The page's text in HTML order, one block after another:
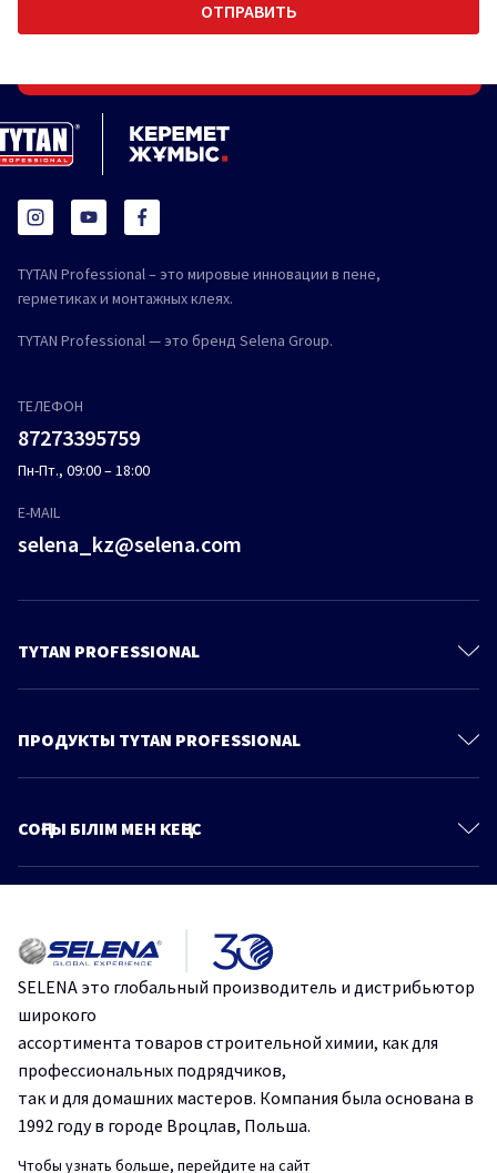
TYTAN Professional – это мировые инновации в пене,
герметиках и монтажных клеях.
TYTAN Professional — это бренд Selena Group.
ТЕЛЕФОН
87273395759
Пн-Пт., 09:00 – 18:00
E-MAIL
selena_kz@selena.com
TYTAN PROFESSIONAL
О Компании
Знания и советы
ПРОДУКТЫ TYTAN PROFESSIONAL
Пено-Клеи
Клеи для напольных покрытий
Ленты и стрейч-пленки
Крепежи
Аэрозольные краски и грунтовки
Продукты для древесины
Защитные и чистящие средства
СОҢҒЫ БІЛІМ МЕН КЕҢЕС
Больше статей
Эффективное и быстрое склеивание с помощью одного
продукта.
Защититесь от плесени и грибка на срок до 10 лет.
Пено-клеи – основа безопасности в строительстве.
SELENA это глобальный производитель и дистрибьютор
широкого
ассортимента товаров строительной химии, как для
профессиональных подрядчиков,
так и для домашних мастеров. Компания была основана в
1992 году в городе Вроцлав, Польша.
Чтобы узнать больше, перейдите на сайт